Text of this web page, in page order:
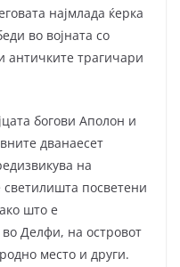
најмлада ќерка
во војната со
античките трагичари
богови Аполон и
дванаесет
на
посве­тени
што е
Делфи, на островот
место и други.